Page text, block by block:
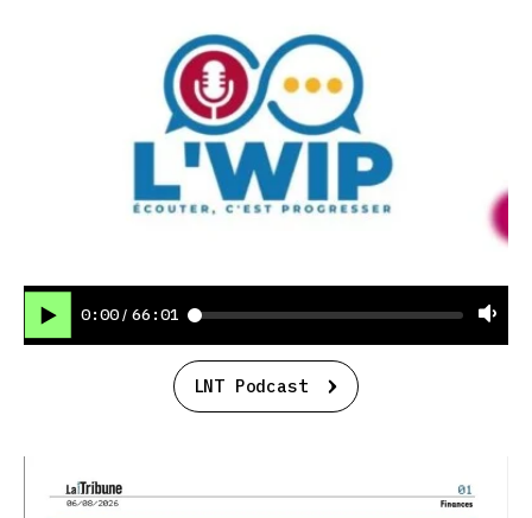
0:00 / 66:01
LNT Podcast